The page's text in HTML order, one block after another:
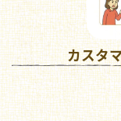
カスタ